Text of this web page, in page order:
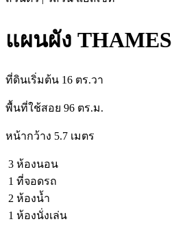
แผนผัง THAMES
ที่ดินเริ่มต้น 16 ตร.วา
พื้นที่ใช้สอย 96 ตร.ม.
หน้ากว้าง 5.7 เมตร
3 ห้องนอน
1 ที่จอดรถ
2 ห้องน้ำ
1 ห้องนั่งเล่น